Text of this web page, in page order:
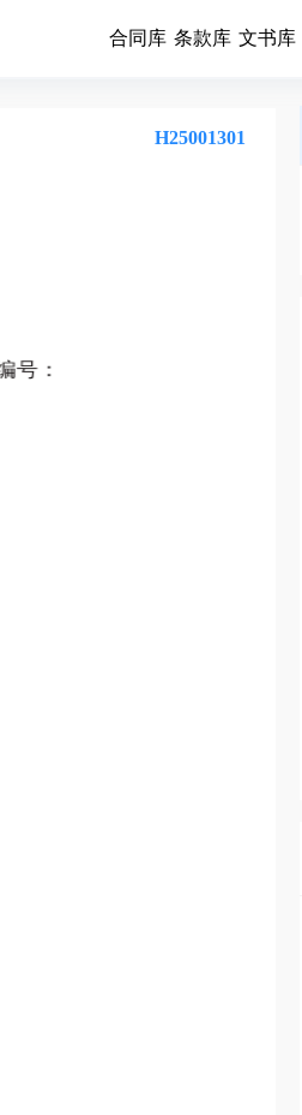
合同库 条款库 文书库
H25001301